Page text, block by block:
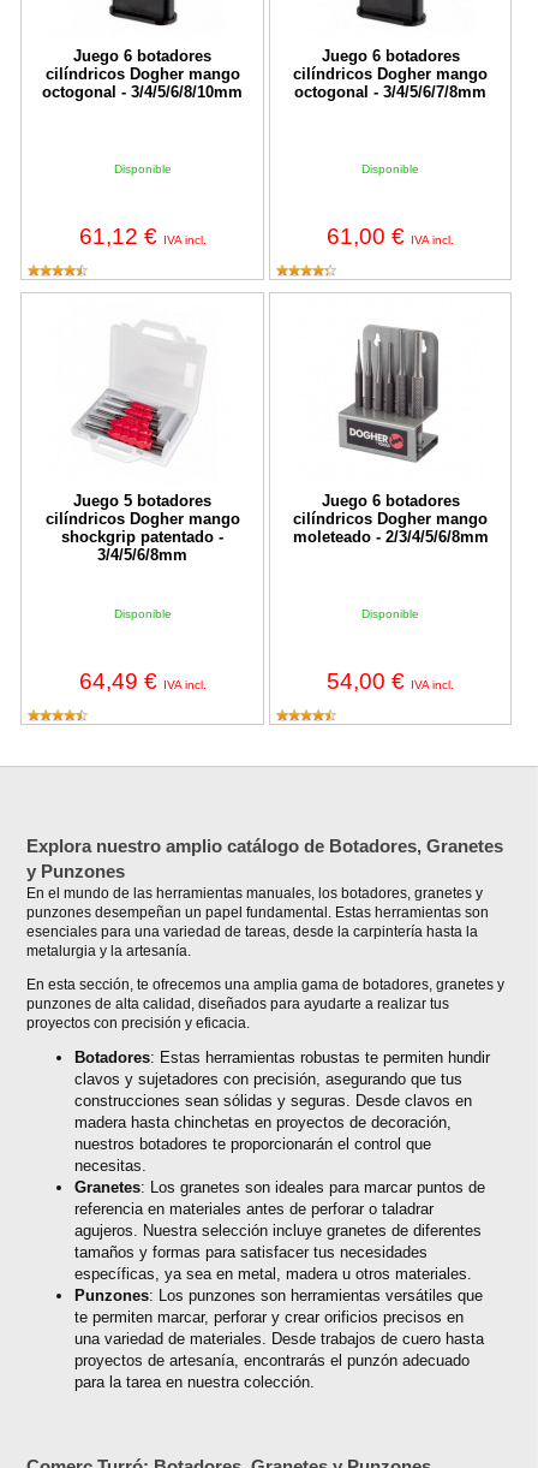
Juego 6 botadores
cilíndricos Dogher mango
octogonal - 3/4/5/6/8/10mm
Disponible
61,12 € IVA incl.
Juego 6 botadores
cilíndricos Dogher mango
octogonal - 3/4/5/6/7/8mm
Disponible
61,00 € IVA incl.
Juego 5 botadores
cilíndricos Dogher mango
shockgrip patentado -
3/4/5/6/8mm
Disponible
64,49 € IVA incl.
Juego 6 botadores
cilíndricos Dogher mango
moleteado - 2/3/4/5/6/8mm
Disponible
54,00 € IVA incl.
Explora nuestro amplio catálogo de Botadores, Granetes
y Punzones
En el mundo de las herramientas manuales, los botadores, granetes y
punzones desempeñan un papel fundamental. Estas herramientas son
esenciales para una variedad de tareas, desde la carpintería hasta la
metalurgia y la artesanía.
En esta sección, te ofrecemos una amplia gama de botadores, granetes y
punzones de alta calidad, diseñados para ayudarte a realizar tus
proyectos con precisión y eficacia.
Botadores: Estas herramientas robustas te permiten hundir
clavos y sujetadores con precisión, asegurando que tus
construcciones sean sólidas y seguras. Desde clavos en
madera hasta chinchetas en proyectos de decoración,
nuestros botadores te proporcionarán el control que
necesitas.
Granetes: Los granetes son ideales para marcar puntos de
referencia en materiales antes de perforar o taladrar
agujeros. Nuestra selección incluye granetes de diferentes
tamaños y formas para satisfacer tus necesidades
específicas, ya sea en metal, madera u otros materiales.
Punzones: Los punzones son herramientas versátiles que
te permiten marcar, perforar y crear orificios precisos en
una variedad de materiales. Desde trabajos de cuero hasta
proyectos de artesanía, encontrarás el punzón adecuado
para la tarea en nuestra colección.